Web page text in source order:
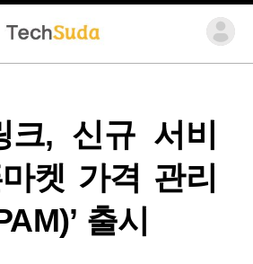
크, 신규 서비
켓 가격 관리
출시